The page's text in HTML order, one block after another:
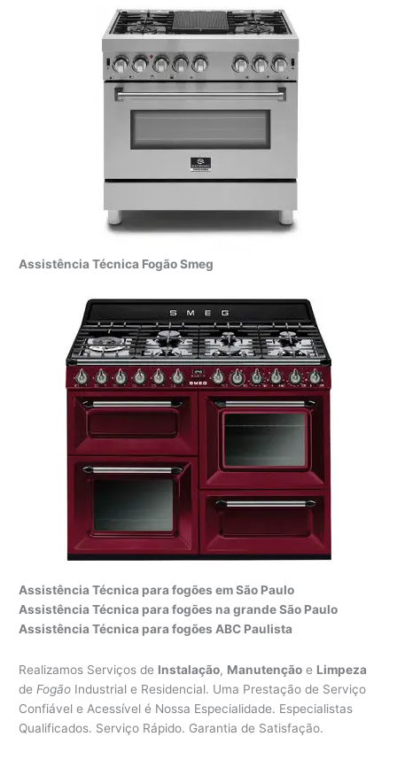
Assistência Técnica Fogão Smeg
Assistência Técnica para fogões em São Paulo
Assistência Técnica para fogões na grande São Paulo
Assistência Técnica para fogões ABC Paulista
Realizamos Serviços de Instalação, Manutenção e Limpeza
de Fogão Industrial e Residencial. Uma Prestação de Serviço
Confiável e Acessível é Nossa Especialidade. Especialistas
Qualificados. Serviço Rápido. Garantia de Satisfação.